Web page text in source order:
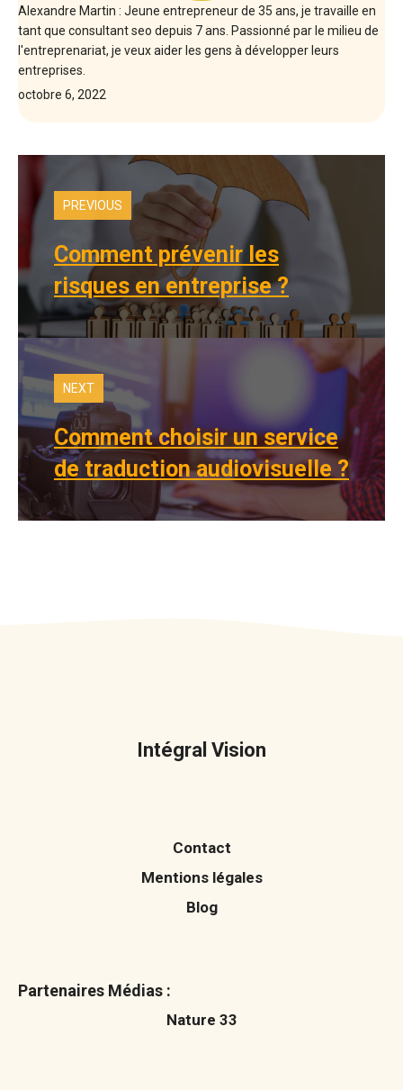
Alexandre Martin : Jeune entrepreneur de 35 ans, je travaille en
tant que consultant seo depuis 7 ans. Passionné par le milieu de
l'entreprenariat, je veux aider les gens à développer leurs
entreprises.
octobre 6, 2022
PREVIOUS
Comment prévenir les
risques en entreprise ?
NEXT
Comment choisir un service
de traduction audiovisuelle ?
Intégral Vision
Contact
Mentions légales
Blog
Partenaires Médias :
Nature 33